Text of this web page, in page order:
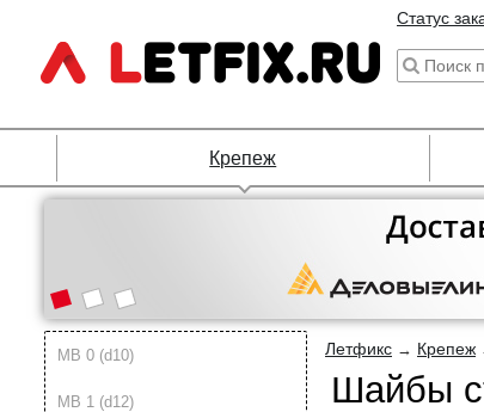
Статус
Крепеж
MB 0 (d10)
MB 1 (d12)
Летфикс → Крепеж
Шайбы